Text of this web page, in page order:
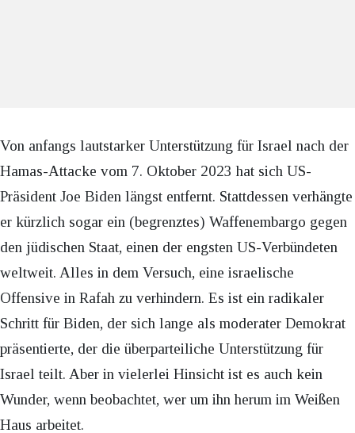
Von anfangs lautstarker Unterstützung für Israel nach der
Hamas-Attacke vom 7. Oktober 2023 hat sich US-
Präsident Joe Biden längst entfernt. Stattdessen verhängte
er kürzlich sogar ein (begrenztes) Waffenembargo gegen
den jüdischen Staat, einen der engsten US-Verbündeten
weltweit. Alles in dem Versuch, eine israelische
Offensive in Rafah zu verhindern. Es ist ein radikaler
Schritt für Biden, der sich lange als moderater Demokrat
präsentierte, der die überparteiliche Unterstützung für
Israel teilt. Aber in vielerlei Hinsicht ist es auch kein
Wunder, wenn beobachtet, wer um ihn herum im Weißen
Haus arbeitet.